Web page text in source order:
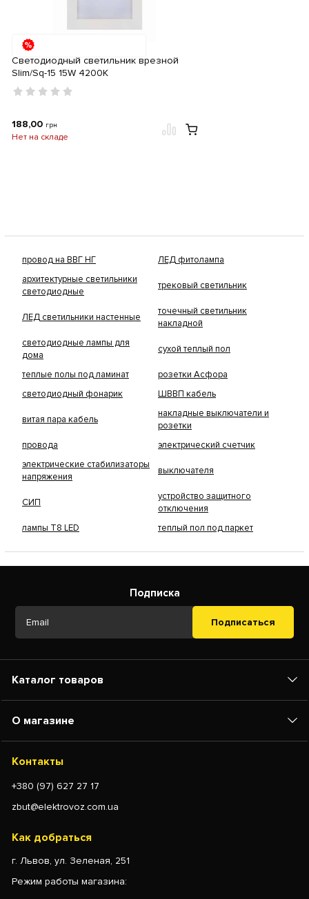
Светодиодный светильник врезной
Slim/Sq-15 15W 4200К
188,00 грн
Нет на складе
провод на ВВГ НГ
ЛЕД фитолампа
архитектурные светильники
светодиодные
трековый светильник
ЛЕД светильники настенные
точечный светильник
накладной
светодиодные лампы для
дома
сухой теплый пол
теплые полы под ламинат
розетки Асфора
светодиодный фонарик
ШВВП кабель
витая пара кабель
накладные выключатели и
розетки
провода
электрический счетчик
электрические стабилизаторы
напряжения
выключателя
СИП
устройство защитного
отключения
лампы Т8 LED
теплый пол под паркет
Подписка
Подписаться
Каталог товаров
О магазине
Контакты
+380 (97) 627 27 17
zbut@elektrovoz.com.ua
Как добраться
г. Львов, ул. Зеленая, 251
Режим работы магазина: